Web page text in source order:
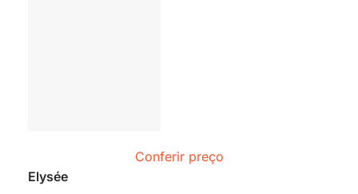
Conferir preço
Elysée